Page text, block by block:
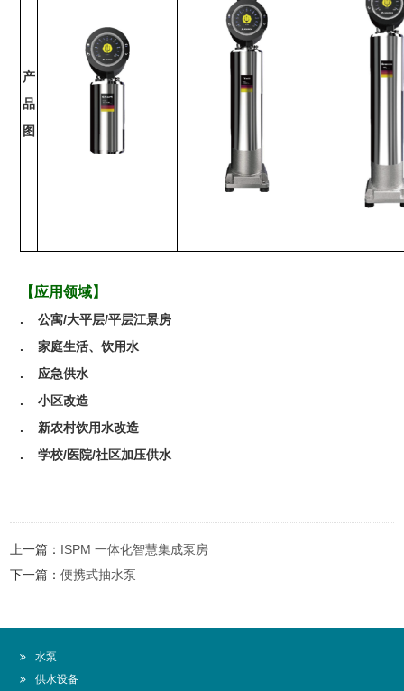
产
品
图
【应用领域】
. 公寓/大平层/平层江景房
. 家庭生活、饮用水
. 应急供水
. 小区改造
. 新农村饮用水改造
. 学校/医院/社区加压供水
上一篇： ISPM 一体化智慧集成泵房
下一篇：便携式抽水泵
水泵
供水设备